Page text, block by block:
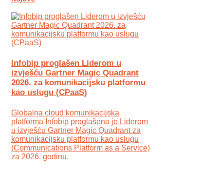
Infobip proglašen Liderom u
izvješću Gartner Magic Quadrant
2026. za komunikacijsku platformu
kao uslugu (CPaaS)
Globalna cloud komunikacijska
platforma Infobip proglašena je Liderom
u izvješću Gartner Magic Quadrant za
komunikacijsku platformu kao uslugu
(Communications Platform as a Service)
za 2026. godinu.